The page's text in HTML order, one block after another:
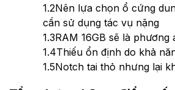
1.2Nên lựa chọn ổ cứng
cần sử dụng tác vụ nặng
1.3RAM 16GB sẽ là
1.4Thiếu ổn định do khả
1.5Notch tai thỏ nhưng lại